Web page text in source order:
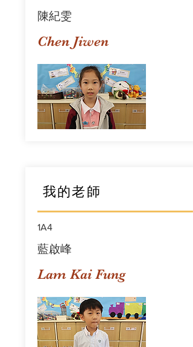
陳紀雯
Chen Jiwen
我的老師
1A4
藍啟峰
Lam Kai Fung